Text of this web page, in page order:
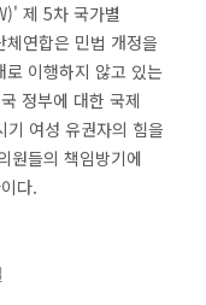
제 5차 국가별
연합은 민법 개정을
이행하지 않고 있는
정부에 대한 국제
여성 유권자의 힘을
원들의 책임방기에
다.